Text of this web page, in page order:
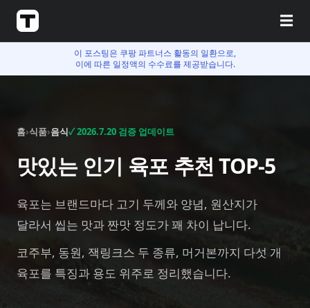
☰
이 포스팅은 쿠팡 파트너스 활동의 일환으로,
이에 따른 일정액의 수수료를 제공받습니다.
홈›식품›음식✓2026.7.20 검증 업데이트
맛있는 인기 육포 추천 TOP-5
육포는 브랜드마다 고기 두께와 양념, 원산지가
달라서 씹는 맛과 짠맛 정도가 꽤 차이 납니다.
코주부, 동원, 잭링크스 두 종류, 머거본까지 다섯 개
육포를 특징과 용도 위주로 정리했습니다.